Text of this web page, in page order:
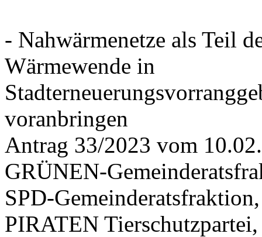
- Nahwärmenetze als Teil
Wärmewende in
voranbringen
Antrag 33/2023 vom
GRÜNEN-
SPD-
PIRATEN Tierschutzpartei,